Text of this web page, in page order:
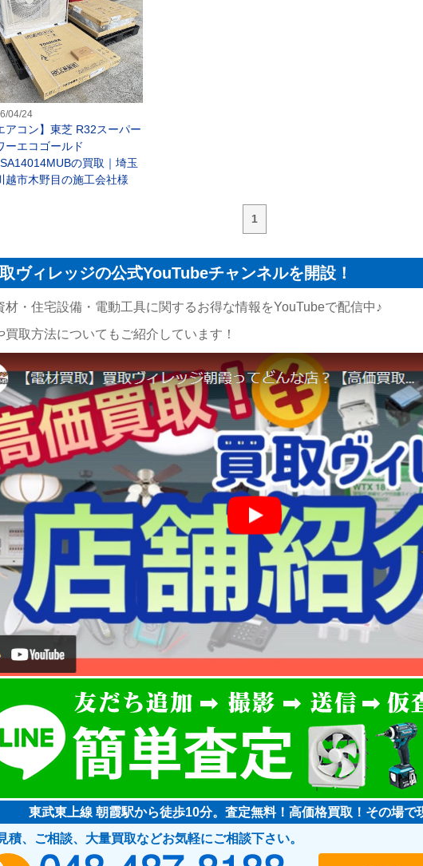
04/24
アコン】東芝 R32スーパー
ーエコゴールド
の買取｜埼玉
越市木野目の施工会社様
1
ヴィレッジの公式YouTubeチャンネルを開設！
材・住宅設備・電動工具に関するお得な情報をYouTubeで配信中♪
買取方法についてもご紹介しています！
東武東上線 朝霞駅から徒歩10分。査定無料！高価格買取！その場で
積、ご相談、大量買取などお気軽にご相談下さい。
048-487-8188